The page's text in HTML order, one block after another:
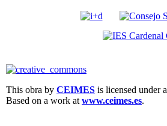
This obra by CEIMES is licensed under a
Based on a work at www.ceimes.es.